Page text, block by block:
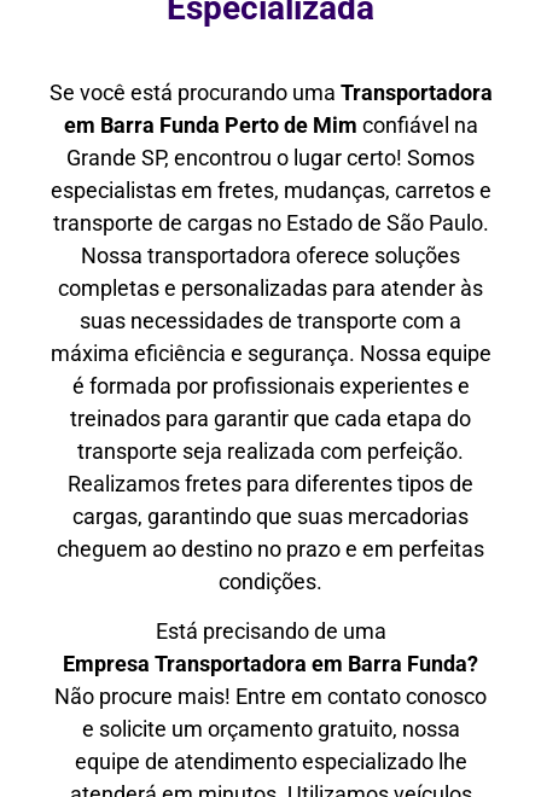
Se você está procurando uma Transportadora
em Barra Funda Perto de Mim confiável na
Grande SP, encontrou o lugar certo! Somos
especialistas em fretes, mudanças, carretos e
transporte de cargas no Estado de São Paulo.
Nossa transportadora oferece soluções
completas e personalizadas para atender às
suas necessidades de transporte com a
máxima eficiência e segurança. Nossa equipe
é formada por profissionais experientes e
treinados para garantir que cada etapa do
transporte seja realizada com perfeição.
Realizamos fretes para diferentes tipos de
cargas, garantindo que suas mercadorias
cheguem ao destino no prazo e em perfeitas
condições.
Está precisando de uma
Empresa Transportadora em Barra Funda?
Não procure mais! Entre em contato conosco
e solicite um orçamento gratuito, nossa
equipe de atendimento especializado lhe